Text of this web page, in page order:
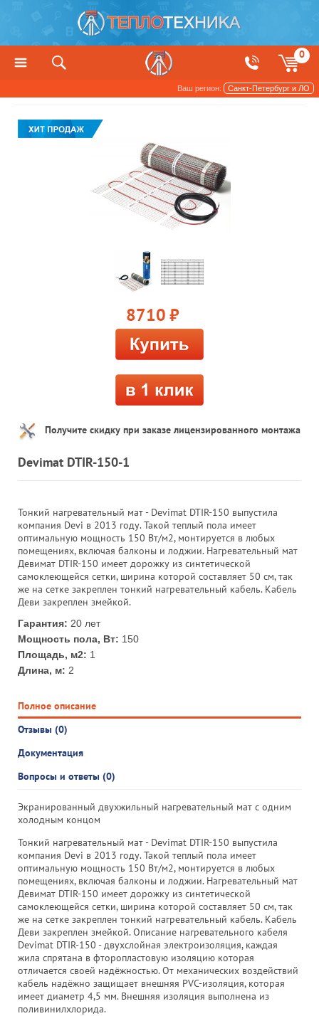
0
Ваш регион: Санкт-Петербург и ЛО
8710 руб.
Получите скидку при заказе лицензированного монтажа
Devimat DTIR-150-1
Тонкий нагревательный мат - Devimat DTIR-150 выпустила
компания Devi в 2013 году. Такой теплый пола имеет
оптимальную мощность 150 Вт/м2, монтируется в любых
помещениях, включая балконы и лоджии. Нагревательный мат
Девимат DTIR-150 имеет дорожку из синтетической
самоклеющейся сетки, ширина которой составляет 50 см, так
же на сетке закреплен тонкий нагревательный кабель. Кабель
Деви закреплен змейкой.
Гарантия: 20 лет
Мощность пола, Вт: 150
Площадь, м2: 1
Длина, м: 2
Полное описание
Отзывы (0)
Документация
Вопросы и ответы (0)
Экранированный двухжильный нагревательный мат с одним
холодным концом
Тонкий нагревательный мат - Devimat DTIR-150 выпустила
компания Devi в 2013 году. Такой теплый пола имеет
оптимальную мощность 150 Вт/м2, монтируется в любых
помещениях, включая балконы и лоджии. Нагревательный мат
Девимат DTIR-150 имеет дорожку из синтетической
самоклеющейся сетки, ширина которой составляет 50 см, так
же на сетке закреплен тонкий нагревательный кабель. Кабель
Деви закреплен змейкой. Описание нагревательного кабеля
Devimat DTIR-150 - двухслойная электроизоляция, каждая
жила спрятана в фторопластовую изоляцию которая
отличается своей надёжностью. От механических воздействий
кабель надёжно защищает внешняя PVC-изоляция, которая
имеет диаметр 4,5 мм. Внешняя изоляция выполнена из
поливинилхлорида.